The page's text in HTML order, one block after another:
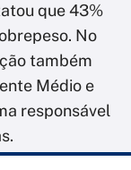
que 43%
No
também
Médio e
responsável